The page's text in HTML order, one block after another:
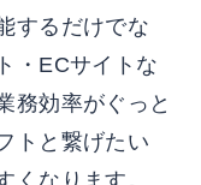
するだけでな
・ECサイトな
務効率がぐっと
トと繋げたい
くなります。